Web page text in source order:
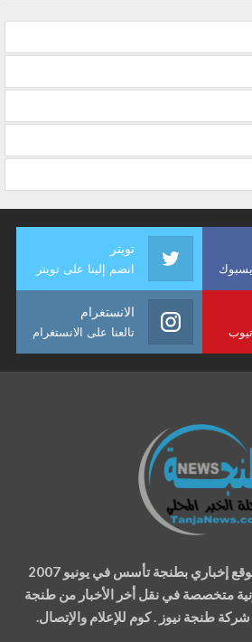
تويتر
انضم إلينا على تويتر
الانستغرام
تالعنا على الانستغرام
إخباري بطنجة تأسس في يونيو 2007
متخصصة في نقل أخر الأخبار من طنجة
طنجة نيوز . كوم للإعلام والإتصال.